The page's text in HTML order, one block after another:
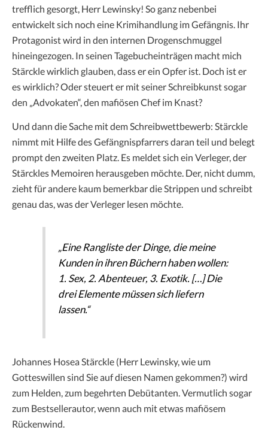
trefflich gesorgt, Herr Lewinsky! So ganz nebenbei
entwickelt sich noch eine Krimihandlung im Gefängnis. Ihr
Protagonist wird in den internen Drogenschmuggel
hineingezogen. In seinen Tagebucheinträgen macht mich
Stärckle wirklich glauben, dass er ein Opfer ist. Doch ist er
es wirklich? Oder steuert er mit seiner Schreibkunst sogar
den „Advokaten“, den mafiösen Chef im Knast?
Und dann die Sache mit dem Schreibwettbewerb: Stärckle
nimmt mit Hilfe des Gefängnispfarrers daran teil und belegt
prompt den zweiten Platz. Es meldet sich ein Verleger, der
Stärckles Memoiren herausgeben möchte. Der, nicht dumm,
zieht für andere kaum bemerkbar die Strippen und schreibt
genau das, was der Verleger lesen möchte.
„Eine Rangliste der Dinge, die meine
Kunden in ihren Büchern haben wollen:
1. Sex, 2. Abenteuer, 3. Exotik. […] Die
drei Elemente müssen sich liefern
lassen.“
Johannes Hosea Stärckle (Herr Lewinsky, wie um
Gotteswillen sind Sie auf diesen Namen gekommen?) wird
zum Helden, zum begehrten Debütanten. Vermutlich sogar
zum Bestsellerautor, wenn auch mit etwas mafiösem
Rückenwind.